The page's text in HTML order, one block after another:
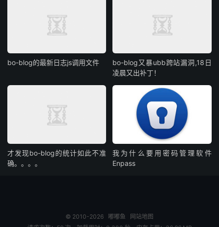
bo-blog的最新日志js调用文件
bo-blog又暴ubb跨站漏洞,18日
凌晨又出补丁！
才发现bo-blog的统计如此不准
确。。。。
我为什么要用密码管理软件
Enpass
© 2010-2026 嘟嘟鱼
网站地图